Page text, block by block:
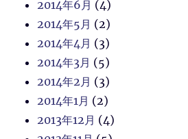
2014年6月 (4)
2014年5月 (2)
2014年4月 (3)
2014年3月 (5)
2014年2月 (3)
2014年1月 (2)
2013年12月 (4)